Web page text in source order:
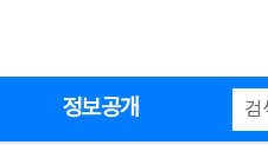
정보공개